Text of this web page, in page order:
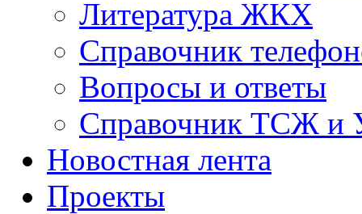
Литература ЖКХ
Справочник
Вопросы и ответы
Справочник ТСЖ и
Новостная лента
Проекты